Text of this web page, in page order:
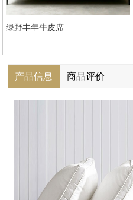
绿野丰年牛皮席
产品信息 商品评价